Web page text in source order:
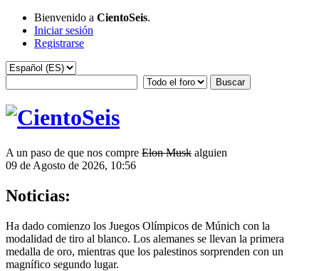
Bienvenido a CientoSeis.
Iniciar sesión
Registrarse
A un paso de que nos compre Elon Musk alguien
09 de Agosto de 2026, 10:56
Noticias:
Ha dado comienzo los Juegos Olímpicos de Múnich con la
modalidad de tiro al blanco. Los alemanes se llevan la primera
medalla de oro, mientras que los palestinos sorprenden con un
magnífico segundo lugar.